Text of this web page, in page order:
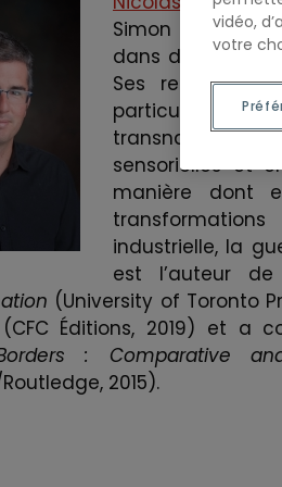
Simon Fraser,
dans des
Ses
particulier de
transnationale
sensorielles et
manière dont
industrielle, la
est l’auteur de
(University of Toronto
(CFC Éditions, 2019) et a
: Comparative
2015).
vidéo,
votre